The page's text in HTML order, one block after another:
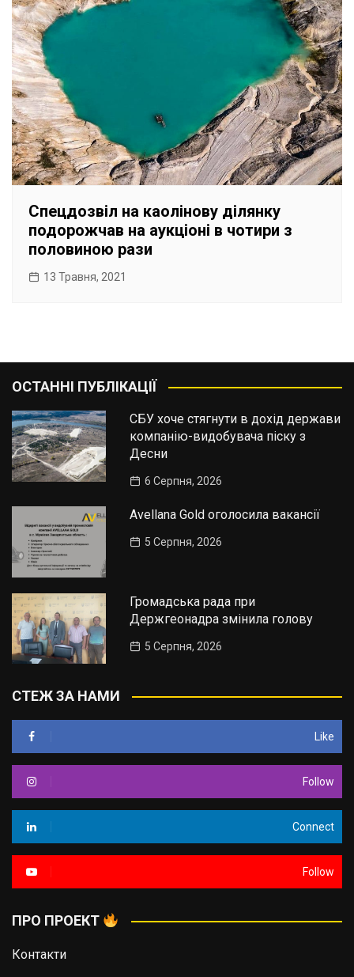
Спецдозвіл на каолінову ділянку
подорожчав на аукціоні в чотири з
половиною рази
13 Травня, 2021
ОСТАННІ ПУБЛІКАЦІЇ
СБУ хоче стягнути в дохід держави
компанію-видобувача піску з
Десни
6 Серпня, 2026
Avellana Gold оголосила вакансії
5 Серпня, 2026
Громадська рада при
Держгеонадра змінила голову
5 Серпня, 2026
СТЕЖ ЗА НАМИ
Like
Follow
Connect
Follow
ПРО ПРОЕКТ
Контакти